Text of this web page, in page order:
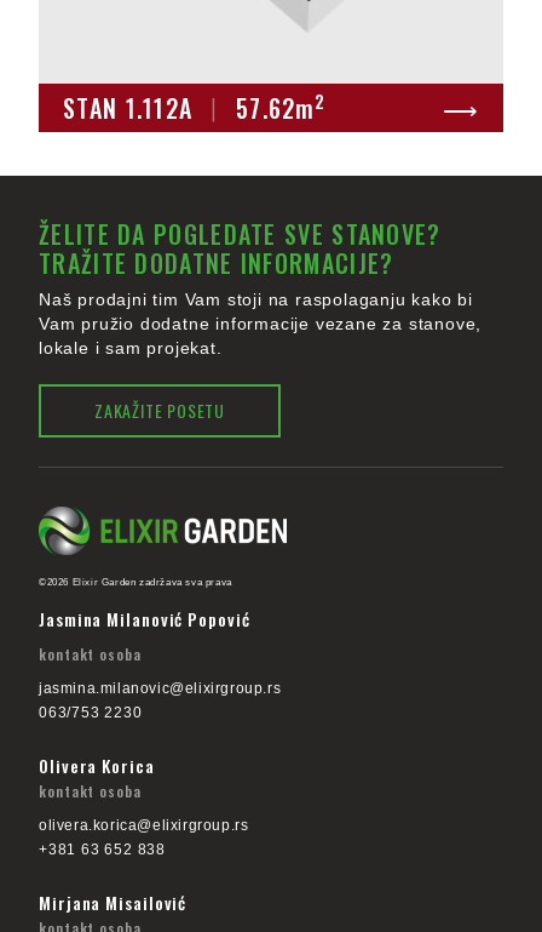
STAN 1.112A | 57.62m2 ⟶
ŽELITE DA POGLEDATE SVE STANOVE?
TRAŽITE DODATNE INFORMACIJE?
Naš prodajni tim Vam stoji na raspolaganju kako bi
Vam pružio dodatne informacije vezane za stanove,
lokale i sam projekat.
ZAKAŽITE POSETU
©2026 Elixir Garden zadržava sva prava
Jasmina Milanović Popović
kontakt osoba
jasmina.milanovic@elixirgroup.rs
063/753 2230
Olivera Korica
kontakt osoba
olivera.korica@elixirgroup.rs
+381 63 652 838
Mirjana Misailović
kontakt osoba